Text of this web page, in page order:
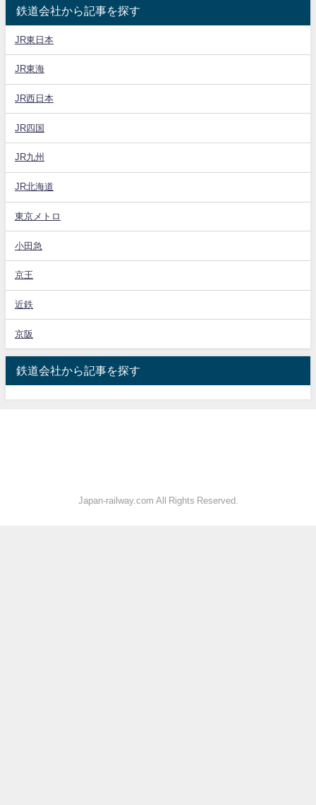
鉄道会社から記事を探す
JR東日本
JR東海
JR西日本
JR四国
JR九州
JR北海道
東京メトロ
小田急
京王
近鉄
京阪
鉄道会社から記事を探す
Japan-railway.com All Rights Reserved.